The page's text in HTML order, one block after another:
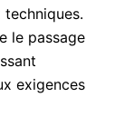
le passage
exigences